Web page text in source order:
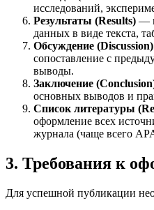
исследований,
Результаты (Results) —
данных в виде текста,
Обсуждение (Discussion)
сопоставление с
выводы.
Заключение
основных выводов и
Список литературы
оформление всех
журнала (чаще всего
3. Требования к
Для успешной публикации